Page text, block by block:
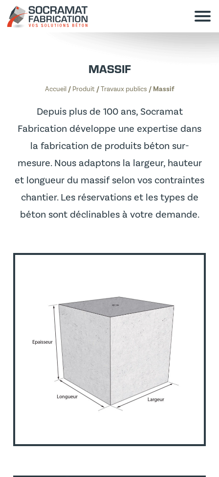
MASSIF
Accueil / Produit /Travaux publics / Massif
Depuis plus de 100 ans, Socramat
Fabrication développe une expertise dans
la fabrication de produits béton sur-
mesure. Nous adaptons la largeur, hauteur
et longueur du massif selon vos contraintes
chantier. Les réservations et les types de
béton sont déclinables à votre demande.